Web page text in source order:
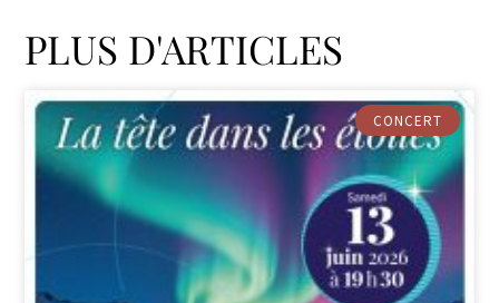
PLUS D'ARTICLES
CONCERT